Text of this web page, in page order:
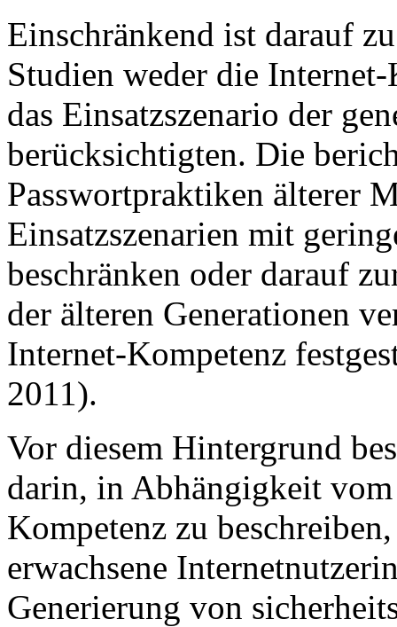
Einschränkend ist darauf
Studien weder die
das Einsatzszenario der
berücksichtigten. Die
Passwortpraktiken älterer
Einsatzszenarien mit
beschränken oder darauf
der älteren Generationen
Internet-Kompetenz
2011).
Vor diesem Hintergrund
darin, in Abhängigkeit
Kompetenz zu
erwachsene
Generierung von